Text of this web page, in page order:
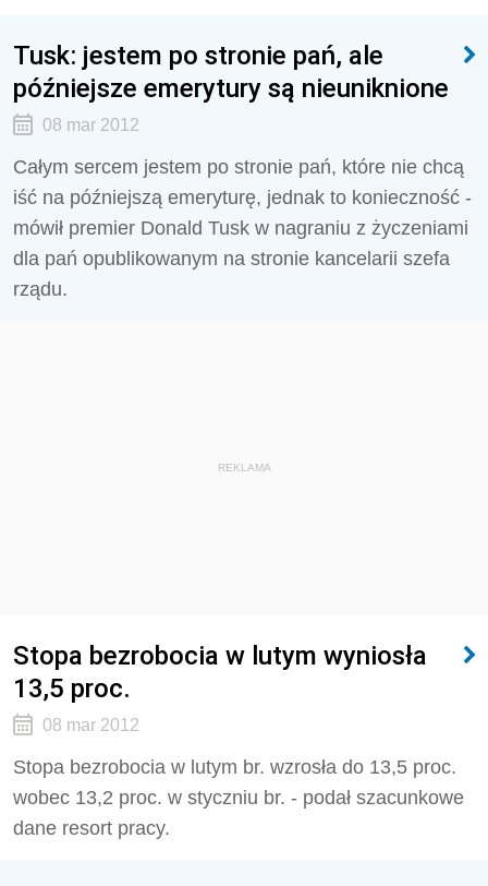
Tusk: jestem po stronie pań, ale
późniejsze emerytury są nieuniknione
08 mar 2012
Całym sercem jestem po stronie pań, które nie chcą
iść na późniejszą emeryturę, jednak to konieczność -
mówił premier Donald Tusk w nagraniu z życzeniami
dla pań opublikowanym na stronie kancelarii szefa
rządu.
REKLAMA
Stopa bezrobocia w lutym wyniosła
13,5 proc.
08 mar 2012
Stopa bezrobocia w lutym br. wzrosła do 13,5 proc.
wobec 13,2 proc. w styczniu br. - podał szacunkowe
dane resort pracy.